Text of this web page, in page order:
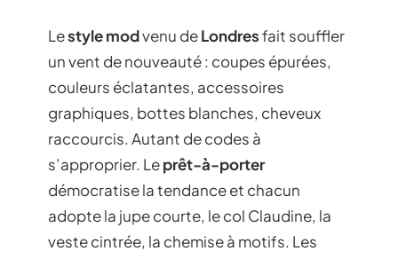
Lestyle modvenu deLondresfait souffler
un vent de nouveauté : coupes épurées,
couleurs éclatantes, accessoires
graphiques, bottes blanches, cheveux
raccourcis. Autant de codes à
s’approprier. Leprêt-à-porter
démocratise la tendance et chacun
adopte la jupe courte, le col Claudine, la
veste cintrée, la chemise à motifs. Les